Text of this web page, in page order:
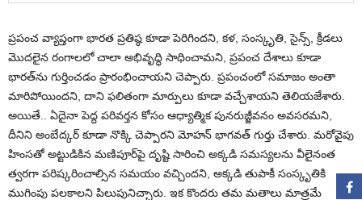
ప్రపంచ వ్యాప్తంగా భారత ప్రతిష్ఠ కూడా పెరిగిందని, కళ, సంస్కృతి, సైన్స్‌, క్రీడలు
మొదలైన రంగాలలో చాలా అభివృద్ధి సాధించామని, ప్రపంచ దేశాలు కూడా
భారత్‌ను గుర్తించడం ప్రారంభించాయని చెప్పారు. ప్రపంచంలో సమాజం అంతా
మారిపోయిందని, దాని ఫలితంగా మార్పులు కూడా వచ్చేశాయని తెలియజేశారు.
అయితే.. ఏదైనా పెద్ద పరివర్తన కోసం ఆధ్యాత్మిక పునరుజ్జీవనం అవసరమని,
దీనిని అంబేద్కర్‌ కూడా నొక్కి చెప్పారని మోహన్ భాగవత్ గుర్తు చేశారు. మరోవైపు
హింసతో అట్టుడికిన మణిపూర్‌‌పై దృష్టి సారించి అక్కడి సమస్యలను వీలైనంత
త్వరగా పరిష్కరించాల్సిన సమయం వచ్చిందని, అక్కడి తుపాకీ సంస్కృతికి
ముగింపు పలకాలని పిలుపునిచ్చారు. ఇక కొందరు తమ మతాలు మాత్రమే